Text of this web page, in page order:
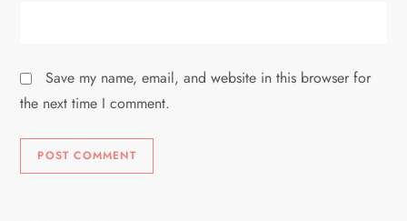
Save my name, email, and website in this browser for
the next time I comment.